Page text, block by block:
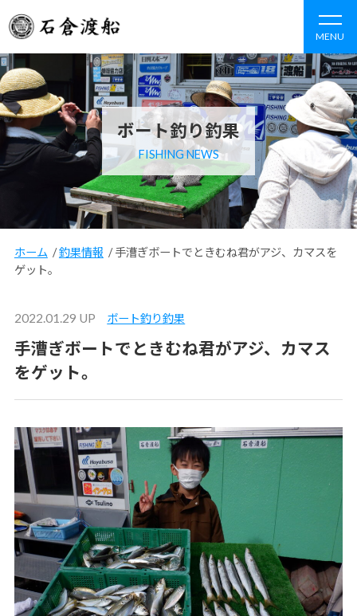
MENU
ボート釣り釣果
FISHING NEWS
ホーム /釣果情報 /手漕ぎボートでときむね君がアジ、カマスを
ゲット。
2022.01.29 UP ボート釣り釣果
手漕ぎボートでときむね君がアジ、カマス
をゲット。